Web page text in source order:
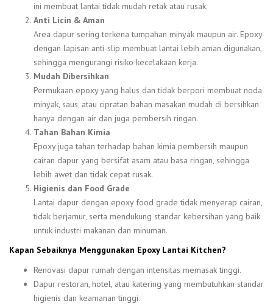
ini membuat lantai tidak mudah retak atau rusak.
Anti Licin & Aman
Area dapur sering terkena tumpahan minyak maupun air. Epoxy
dengan lapisan anti-slip membuat lantai lebih aman digunakan,
sehingga mengurangi risiko kecelakaan kerja.
Mudah Dibersihkan
Permukaan epoxy yang halus dan tidak berpori membuat noda
minyak, saus, atau cipratan bahan masakan mudah di bersihkan
hanya dengan air dan juga pembersih ringan.
Tahan Bahan Kimia
Epoxy juga tahan terhadap bahan kimia pembersih maupun
cairan dapur yang bersifat asam atau basa ringan, sehingga
lebih awet dan tidak cepat rusak.
Higienis dan Food Grade
Lantai dapur dengan epoxy food grade tidak menyerap cairan,
tidak berjamur, serta mendukung standar kebersihan yang baik
untuk industri makanan dan minuman.
Kapan Sebaiknya Menggunakan Epoxy Lantai Kitchen?
Renovasi dapur rumah dengan intensitas memasak tinggi.
Dapur restoran, hotel, atau katering yang membutuhkan standar
higienis dan keamanan tinggi.